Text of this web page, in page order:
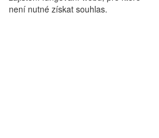
není nutné získat souhlas.